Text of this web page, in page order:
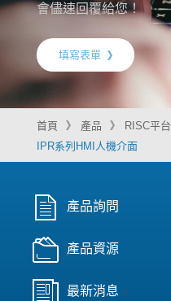
會儘速回覆給您！
填寫表單
首頁 產品 RISC平台
IPR系列HMI人機介面
產品詢問
產品資源
最新消息